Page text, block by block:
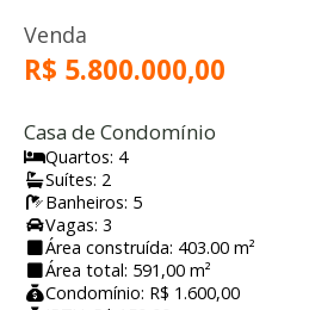
Venda
R$ 5.800.000,00
Casa de Condomínio
Quartos: 4
Suítes: 2
Banheiros: 5
Vagas: 3
Área construída: 403.00 m²
Área total: 591,00 m²
Condomínio: R$ 1.600,00